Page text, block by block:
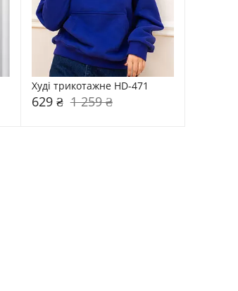
Худі трикотажне HD-471
629 ₴ 1 259 ₴